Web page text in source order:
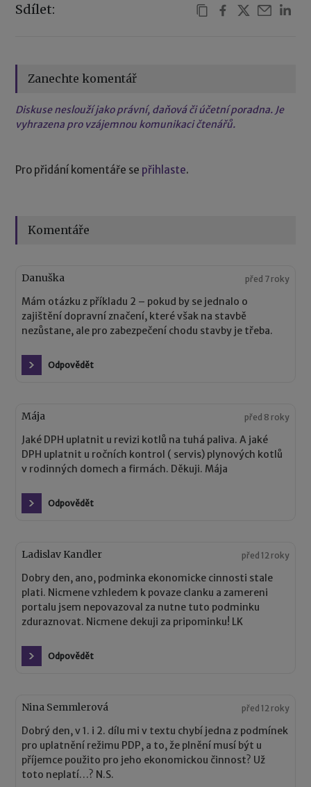
Sdílet:
Zanechte komentář
Diskuse neslouží jako právní, daňová či účetní poradna. Je
vyhrazena pro vzájemnou komunikaci čtenářů.
Pro přidání komentáře se přihlaste.
Komentáře
Danuška před 7 roky
Mám otázku z příkladu 2 – pokud by se jednalo o
zajištění dopravní značení, které však na stavbě
nezůstane, ale pro zabezpečení chodu stavby je třeba.
Odpovědět
Mája před 8 roky
Jaké DPH uplatnit u revizi kotlů na tuhá paliva. A jaké
DPH uplatnit u ročních kontrol ( servis) plynových kotlů
v rodinných domech a firmách. Děkuji. Mája
Odpovědět
Ladislav Kandler před 12 roky
Dobry den, ano, podminka ekonomicke cinnosti stale
plati. Nicmene vzhledem k povaze clanku a zamereni
portalu jsem nepovazoval za nutne tuto podminku
zduraznovat. Nicmene dekuji za pripominku! LK
Odpovědět
Nina Semmlerová před 12 roky
Dobrý den, v 1. i 2. dílu mi v textu chybí jedna z podmínek
pro uplatnění režimu PDP, a to, že plnění musí být u
příjemce použito pro jeho ekonomickou činnost? Už
toto neplatí…? N.S.